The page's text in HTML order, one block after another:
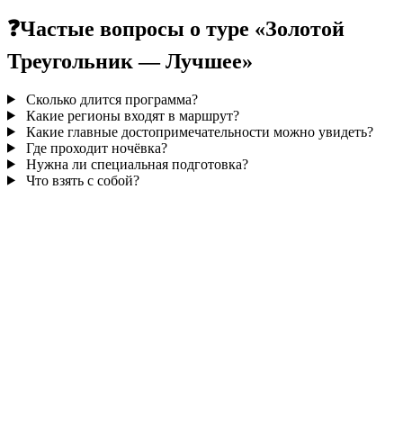
❓Частые вопросы о туре «Золотой
Треугольник — Лучшее»
Сколько длится программа?
Какие регионы входят в маршрут?
Какие главные достопримечательности можно увидеть?
Где проходит ночёвка?
Нужна ли специальная подготовка?
Что взять с собой?